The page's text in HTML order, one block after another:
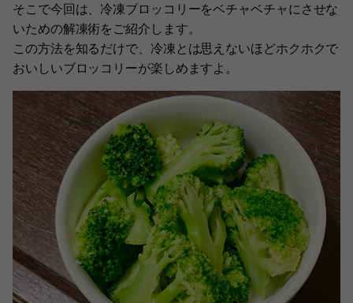
そこで今回は、冷凍ブロッコリーをベチャベチャにさせな
いための解凍術をご紹介します。
この方法を知るだけで、冷凍とは思えないほどホクホクで
おいしいブロッコリーが楽しめますよ。